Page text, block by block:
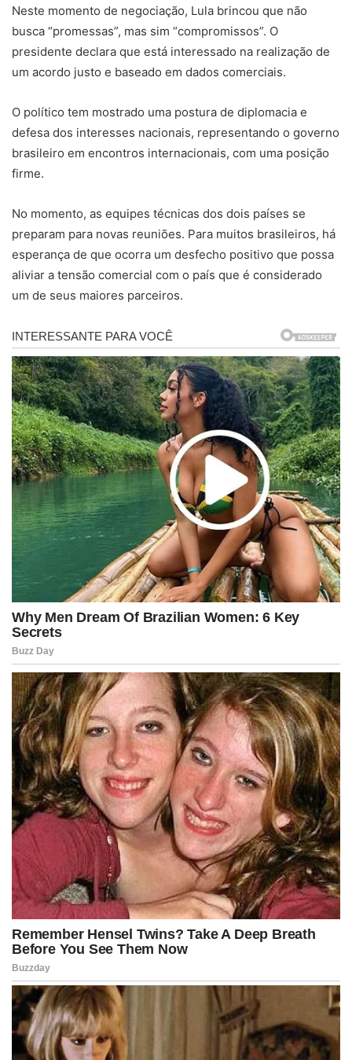
Neste momento de negociação, Lula brincou que não
busca “promessas”, mas sim “compromissos”. O
presidente declara que está interessado na realização de
um acordo justo e baseado em dados comerciais.
O político tem mostrado uma postura de diplomacia e
defesa dos interesses nacionais, representando o governo
brasileiro em encontros internacionais, com uma posição
firme.
No momento, as equipes técnicas dos dois países se
preparam para novas reuniões. Para muitos brasileiros, há
esperança de que ocorra um desfecho positivo que possa
aliviar a tensão comercial com o país que é considerado
um de seus maiores parceiros.